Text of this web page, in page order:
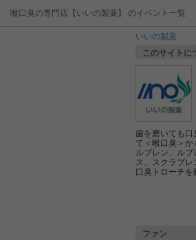
喉口臭の専門店【いいの製薬】 のイベント一覧
いいの製薬
このサイトに
歯を磨いても口
て＜喉口臭＞か
ルブレン、ルブ
ス、スクラブレ
口臭トローチを
ファン